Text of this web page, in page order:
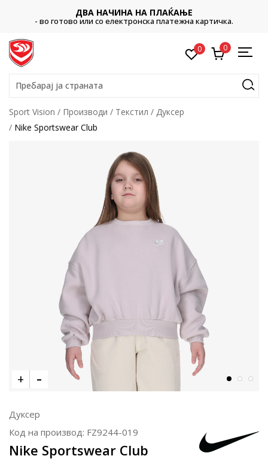
ДВА НАЧИНА НА ПЛАЌАЊЕ
- во готово или со електронска платежна картичка.
0 0
Пребарај ја страната
Sport Vision Производи Текстил
Дуксер
Nike Sportswear Club
Дуксер
Код на производ: FZ9244-019
Nike Sportswear Club